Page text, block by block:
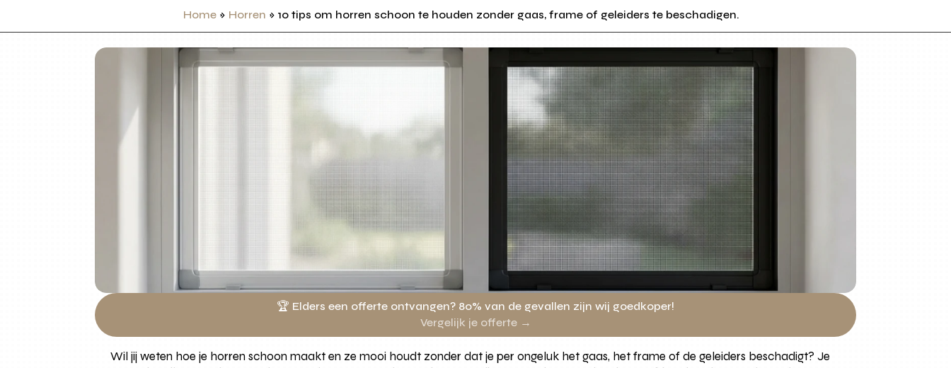
Home » Horren » 10 tips om horren schoon te houden zonder gaas, frame of geleiders te beschadigen.
🏆 Elders een offerte ontvangen? 80% van de gevallen zijn wij goedkoper!
Vergelijk je offerte →
Wil jij weten hoe je horren schoon maakt en ze mooi houdt zonder dat je per ongeluk het gaas, het frame of de geleiders beschadigt? Je